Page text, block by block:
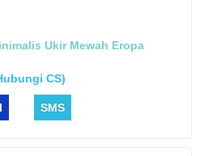
Ukir Mewah Eropa
CS)
SMS